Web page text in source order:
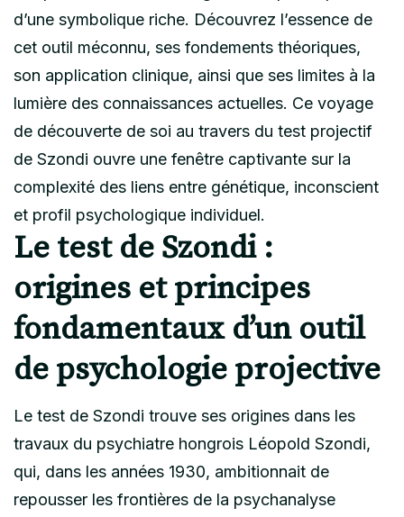
d’une symbolique riche. Découvrez l’essence de
cet outil méconnu, ses fondements théoriques,
son application clinique, ainsi que ses limites à la
lumière des connaissances actuelles. Ce voyage
de découverte de soi au travers du test projectif
de Szondi ouvre une fenêtre captivante sur la
complexité des liens entre génétique, inconscient
et profil psychologique individuel.
Le test de Szondi :
origines et principes
fondamentaux d’un outil
de psychologie projective
Le test de Szondi trouve ses origines dans les
travaux du psychiatre hongrois Léopold Szondi,
qui, dans les années 1930, ambitionnait de
repousser les frontières de la psychanalyse